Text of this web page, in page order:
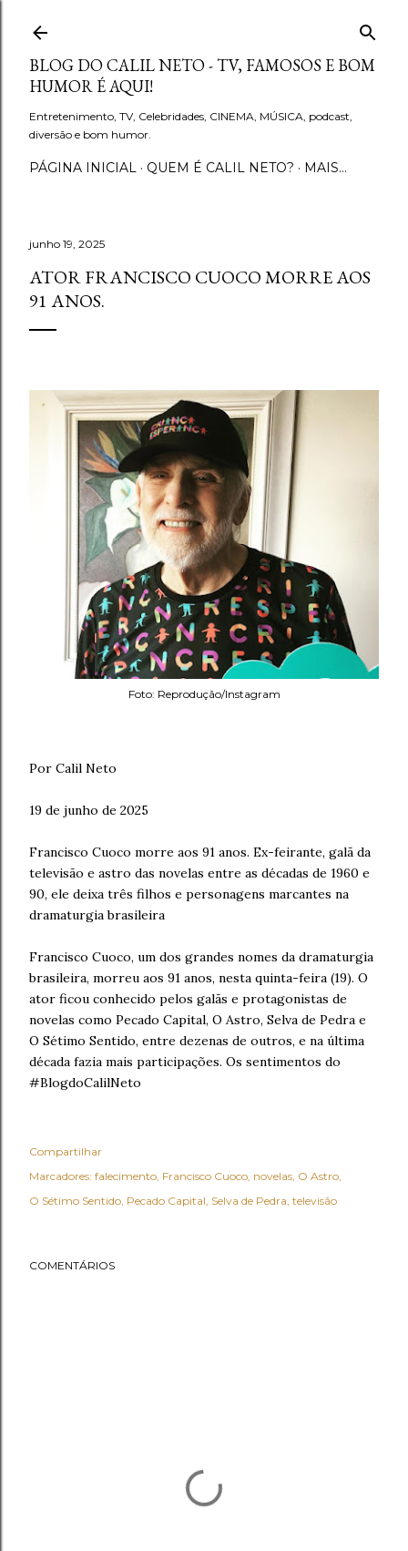
Pular para o conteúdo principal
BLOG DO CALIL NETO - TV, FAMOSOS E BOM
HUMOR É AQUI!
Entretenimento, TV, Celebridades, CINEMA, MÚSICA, podcast,
diversão e bom humor.
PÁGINA INICIAL QUEM É CALIL NETO? MAIS…
junho 19, 2025
ATOR FRANCISCO CUOCO MORRE AOS
91 ANOS.
Foto: Reprodução/Instagram
Por Calil Neto
19 de junho de 2025
Francisco Cuoco morre aos 91 anos. Ex-feirante, galã da
televisão e astro das novelas entre as décadas de 1960 e
90, ele deixa três filhos e personagens marcantes na
dramaturgia brasileira
Francisco Cuoco, um dos grandes nomes da dramaturgia
brasileira, morreu aos 91 anos, nesta quinta-feira (19). O
ator ficou conhecido pelos galãs e protagonistas de
novelas como Pecado Capital, O Astro, Selva de Pedra e
O Sétimo Sentido, entre dezenas de outros, e na última
década fazia mais participações. Os sentimentos do
#BlogdoCalilNeto
Compartilhar
Marcadores: falecimento Francisco Cuoco novelas O Astro
O Sétimo Sentido Pecado Capital Selva de Pedra televisão
COMENTÁRIOS